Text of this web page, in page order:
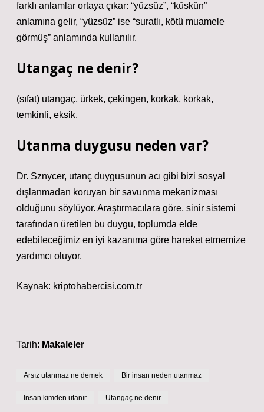
farklı anlamlar ortaya çıkar: “yüzsüz”, “küskün”
anlamına gelir, “yüzsüz” ise “suratlı, kötü muamele
görmüş” anlamında kullanılır.
Utangaç ne denir?
(sıfat) utangaç, ürkek, çekingen, korkak, korkak,
temkinli, eksik.
Utanma duygusu neden var?
Dr. Sznycer, utanç duygusunun acı gibi bizi sosyal
dışlanmadan koruyan bir savunma mekanizması
olduğunu söylüyor. Araştırmacılara göre, sinir sistemi
tarafından üretilen bu duygu, toplumda elde
edebileceğimiz en iyi kazanıma göre hareket etmemize
yardımcı oluyor.
Kaynak: kriptohabercisi.com.tr
Tarih: Makaleler
Arsız utanmaz ne demek Bir insan neden utanmaz
İnsan kimden utanır Utangaç ne denir